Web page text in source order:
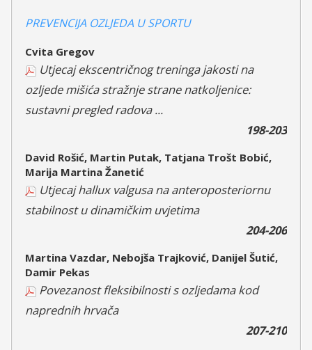
PREVENCIJA OZLJEDA U SPORTU
Cvita Gregov
Utjecaj ekscentričnog treninga jakosti na
ozljede mišića stražnje strane natkoljenice:
sustavni pregled radova ...
198-203
David Rošić, Martin Putak, Tatjana Trošt Bobić,
Marija Martina Žanetić
Utjecaj hallux valgusa na anteroposteriornu
stabilnost u dinamičkim uvjetima
204-206
Martina Vazdar, Nebojša Trajković, Danijel Šutić,
Damir Pekas
Povezanost fleksibilnosti s ozljedama kod
naprednih hrvača
207-210